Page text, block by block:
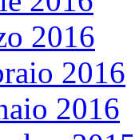
2016
2016
2016